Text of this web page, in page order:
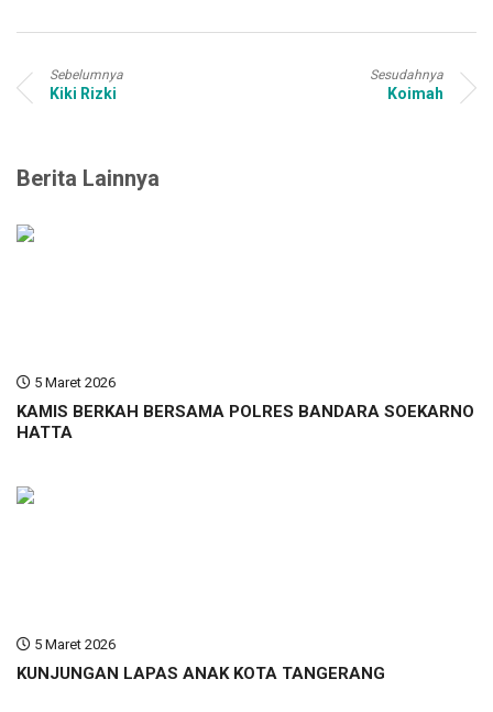
Sebelumnya
Kiki Rizki
Sesudahnya
Koimah
Berita Lainnya
5 Maret 2026
KAMIS BERKAH BERSAMA POLRES BANDARA SOEKARNO
HATTA
5 Maret 2026
KUNJUNGAN LAPAS ANAK KOTA TANGERANG